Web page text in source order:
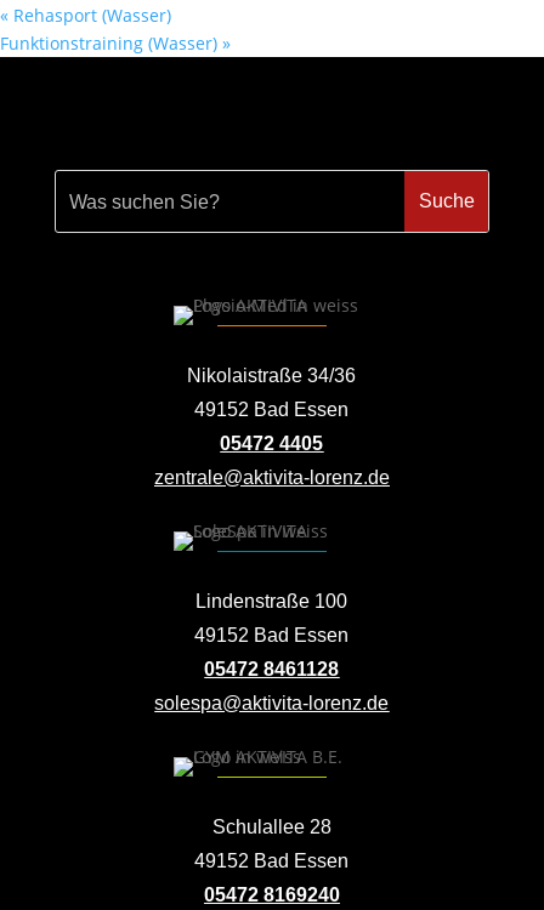
« Rehasport (Wasser)
Funktionstraining (Wasser) »
Nikolaistraße 34/36
49152 Bad Essen
05472 4405
zentrale@aktivita-lorenz.de
Lindenstraße 100
49152 Bad Essen
05472 8461128
solespa@aktivita-lorenz.de
Schulallee 28
49152 Bad Essen
05472 8169240